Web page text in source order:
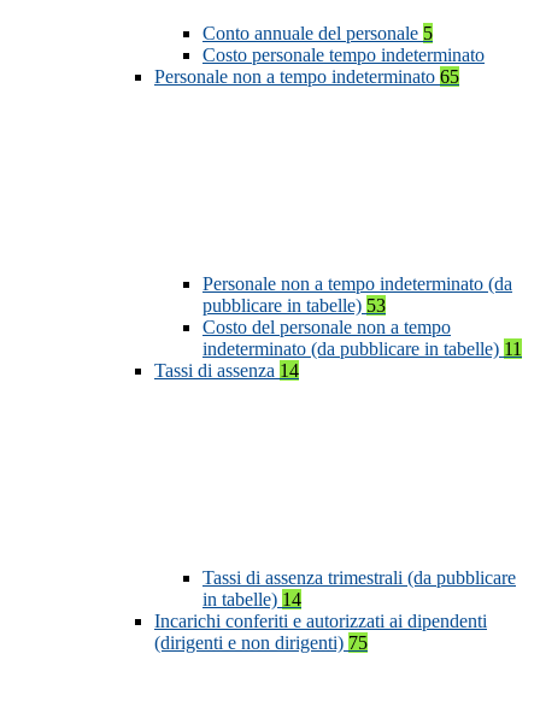
Conto annuale del personale 5
Costo personale tempo indeterminato
Personale non a tempo indeterminato 65
Personale non a tempo indeterminato (da
pubblicare in tabelle) 53
Costo del personale non a tempo
indeterminato (da pubblicare in tabelle) 11
Tassi di assenza 14
Tassi di assenza trimestrali (da pubblicare
in tabelle) 14
Incarichi conferiti e autorizzati ai dipendenti
(dirigenti e non dirigenti) 75